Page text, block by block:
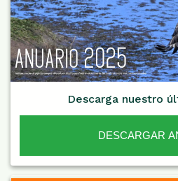
Descarga nuestro
DESCARGAR